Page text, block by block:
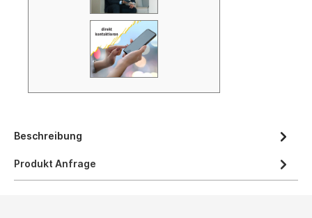
Beschreibung
Produkt Anfrage